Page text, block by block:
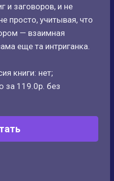
и заговоров, и не
просто, учитывая, что
— взаимная
еще та интриганка.
книги: нет;
за 119.0р. без